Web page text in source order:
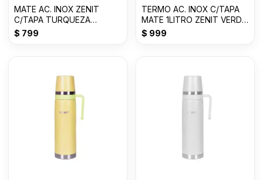
MATE AC. INOX ZENIT
C/TAPA TURQUEZA
Z10017A
$ 799
TERMO AC. INOX C/TAPA
MATE 1LITRO ZENIT VERDE
CLARO ZF3VC
$ 999